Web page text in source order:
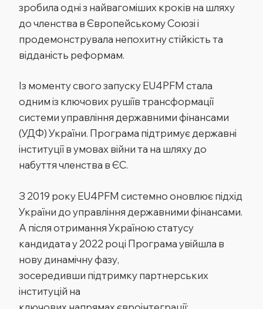
зробила одні з найвагоміших кроків на шляху
до членства в ЄвропейськомуСоюзіі
продемонструвала непохитну стійкість та
відданість реформам.
Із моменту свого запуску EU4PFM стала
одним із ключових рушіїв трансформації
системи управління державними фінансами
(УДФ) України. Програма підтримує державні
інституції в умовах війни та на шляху до
набуття членства в ЄС.
З 2019 року EU4PFM системно оновлює підхід
України до управління державними фінансами.
А після отримання Україною статусу
кандидата у 2022 році Програма увійшла в
нову динамічну фазу,
зосередивши підтримкупартнерських
інституцій на